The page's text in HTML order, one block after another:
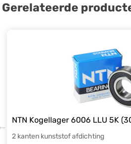
Gerelateerde
NTN Kogellager 6006 LLU 5K
2 kanten kunststof afdichting